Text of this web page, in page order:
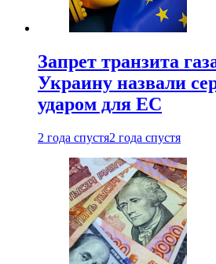
Запрет транзита
Украину назвали
ударом для ЕС
2 года спустя2 года спустя